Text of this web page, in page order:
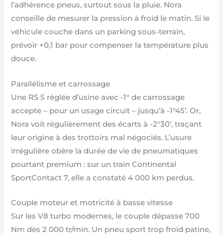
l’adhérence pneus, surtout sous la pluie. Nora
conseille de mesurer la pression à froid le matin. Si le
véhicule couche dans un parking sous-terrain,
prévoir +0,1 bar pour compenser la température plus
douce.
Parallélisme et carrossage
Une RS 5 réglée d’usine avec -1° de carrossage
accepte – pour un usage circuit – jusqu’à -1°45’. Or,
Nora voit régulièrement des écarts à -2°30’, traçant
leur origine à des trottoirs mal négociés. L’usure
irrégulière obère la durée de vie de pneumatiques
pourtant premium : sur un train Continental
SportContact 7, elle a constaté 4 000 km perdus.
Couple moteur et motricité à basse vitesse
Sur les V8 turbo modernes, le couple dépasse 700
Nm dès 2 000 tr/min. Un pneu sport trop froid patine,